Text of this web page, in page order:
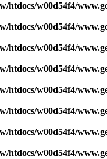
htdocs/w00d54f4/
htdocs/w00d54f4/
htdocs/w00d54f4/
htdocs/w00d54f4/
htdocs/w00d54f4/
htdocs/w00d54f4/
htdocs/w00d54f4/
htdocs/w00d54f4/